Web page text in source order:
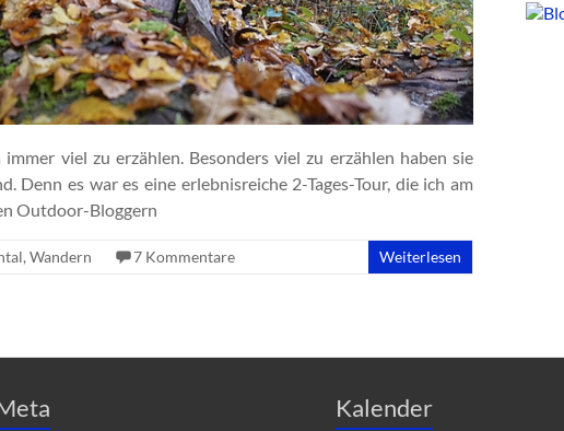
viel zu erzählen. Besonders viel zu erzählen haben sie
Denn es war es eine erlebnisreiche 2-Tages-Tour, die ich am
Outdoor-Bloggern
, Wandern 7 Kommentare Weiterlesen
Kalender